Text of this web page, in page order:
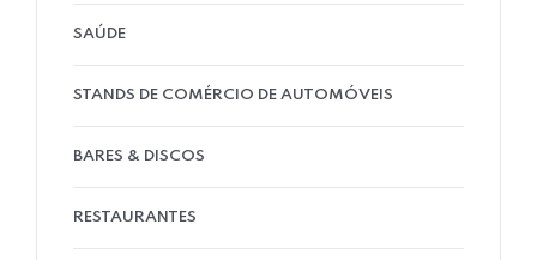
SAÚDE
STANDS DE COMÉRCIO DE AUTOMÓVEIS
BARES & DISCOS
RESTAURANTES